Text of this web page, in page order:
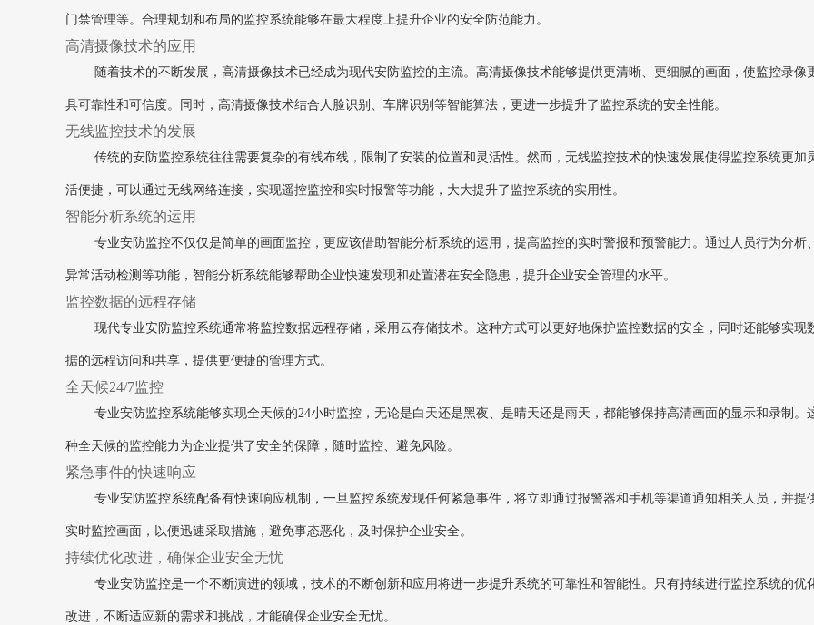
门禁管理等。合理规划和布局的监控系统能够在最大程度上提升企业的安全防范能力。
高清摄像技术的应用
随着技术的不断发展，高清摄像技术已经成为现代安防监控的主流。高清摄像技术能够提供更清晰、更细腻的画面，使监控录像
具可靠性和可信度。同时，高清摄像技术结合人脸识别、车牌识别等智能算法，更进一步提升了监控系统的安全性能。
无线监控技术的发展
传统的安防监控系统往往需要复杂的有线布线，限制了安装的位置和灵活性。然而，无线监控技术的快速发展使得监控系统更加
活便捷，可以通过无线网络连接，实现遥控监控和实时报警等功能，大大提升了监控系统的实用性。
智能分析系统的运用
专业安防监控不仅仅是简单的画面监控，更应该借助智能分析系统的运用，提高监控的实时警报和预警能力。通过人员行为分析、
异常活动检测等功能，智能分析系统能够帮助企业快速发现和处置潜在安全隐患，提升企业安全管理的水平。
监控数据的远程存储
现代专业安防监控系统通常将监控数据远程存储，采用云存储技术。这种方式可以更好地保护监控数据的安全，同时还能够实现
据的远程访问和共享，提供更便捷的管理方式。
全天候24/7监控
专业安防监控系统能够实现全天候的24小时监控，无论是白天还是黑夜、是晴天还是雨天，都能够保持高清画面的显示和录制。
种全天候的监控能力为企业提供了安全的保障，随时监控、避免风险。
紧急事件的快速响应
专业安防监控系统配备有快速响应机制，一旦监控系统发现任何紧急事件，将立即通过报警器和手机等渠道通知相关人员，并提
实时监控画面，以便迅速采取措施，避免事态恶化，及时保护企业安全。
持续优化改进，确保企业安全无忧
专业安防监控是一个不断演进的领域，技术的不断创新和应用将进一步提升系统的可靠性和智能性。只有持续进行监控系统的优
改进，不断适应新的需求和挑战，才能确保企业安全无忧。